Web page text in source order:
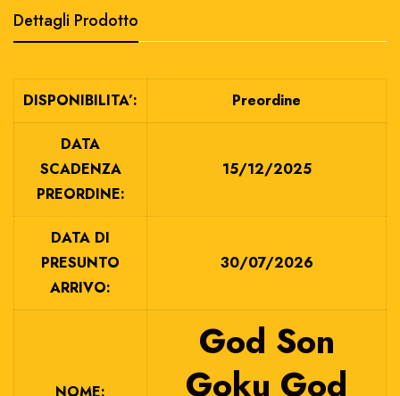
Dettagli Prodotto
DISPONIBILITA’: Preordine
DATA
SCADENZA
PREORDINE:
15/12/2025
DATA DI
PRESUNTO
ARRIVO:
30/07/2026
God Son
Goku God